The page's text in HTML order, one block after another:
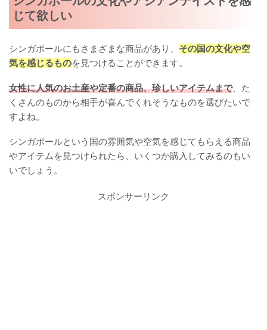
じて欲しい
シンガポールにもさまざまな商品があり、 その国の文化や空
気を感じるものを見つけることができます。
女性に人気のお土産や定番の商品、珍しいアイテムまで、た
くさんのものから相手が喜んでくれそうなものを選びたいで
すよね。
シンガポールという国の雰囲気や空気を感じてもらえる商品
やアイテムを見つけられたら、いくつか購入してみるのもい
いでしょう。
スポンサーリンク